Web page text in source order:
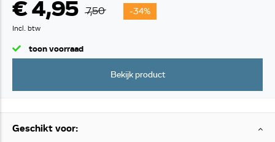
€ 4,95 7,50 -34%
Incl. btw
toon voorraad
Bekijk product
Geschikt voor: